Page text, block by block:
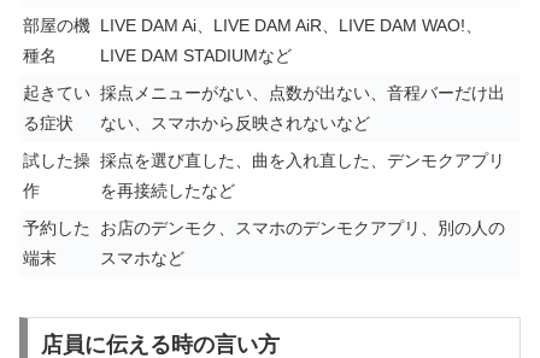
部屋の機
種名
LIVE DAM Ai、LIVE DAM AiR、LIVE DAM WAO!、
LIVE DAM STADIUMなど
起きてい
る症状
採点メニューがない、点数が出ない、音程バーだけ出
ない、スマホから反映されないなど
試した操
作
採点を選び直した、曲を入れ直した、デンモクアプリ
を再接続したなど
予約した
端末
お店のデンモク、スマホのデンモクアプリ、別の人の
スマホなど
店員に伝える時の言い方